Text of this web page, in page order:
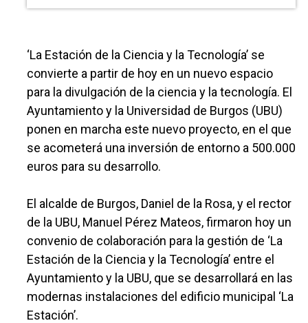
‘La Estación de la Ciencia y la Tecnología’ se
convierte a partir de hoy en un nuevo espacio
para la divulgación de la ciencia y la tecnología. El
Ayuntamiento y la Universidad de Burgos (UBU)
ponen en marcha este nuevo proyecto, en el que
se acometerá una inversión de entorno a 500.000
euros para su desarrollo.
El alcalde de Burgos, Daniel de la Rosa, y el rector
de la UBU, Manuel Pérez Mateos, firmaron hoy un
convenio de colaboración para la gestión de ‘La
Estación de la Ciencia y la Tecnología’ entre el
Ayuntamiento y la UBU, que se desarrollará en las
modernas instalaciones del edificio municipal ‘La
Estación’.